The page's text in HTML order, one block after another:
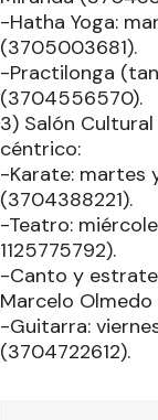
-Hatha Yoga:
(3705003681).
-Practilonga
(3704556570).
3) Salón
céntrico:
-Karate: martes
(3704388221).
-Teatro:
1125775792).
-Canto y
Marcelo
-Guitarra:
(3704722612).